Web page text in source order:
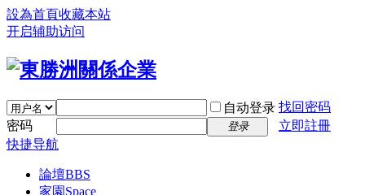
設為首頁收藏本站
开启辅助访问
自动登录 找回密码
密码
登录
立即註冊
快捷导航
論壇BBS
家園 Space